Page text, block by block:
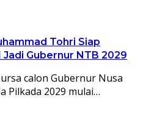
Tohri Siap
Gubernur NTB 2029
calon Gubernur Nusa
Pilkada 2029 mulai…